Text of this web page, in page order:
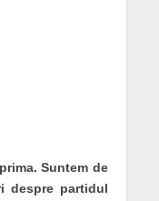
Suntem de
despre partidul